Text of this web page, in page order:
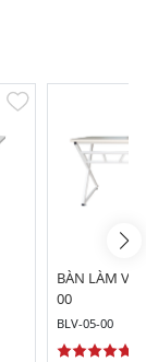
BÀN LÀM
00
BLV-05-00